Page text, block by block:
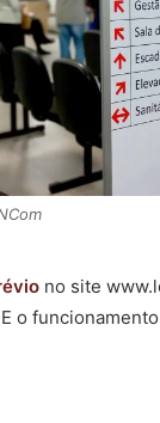
no site
o